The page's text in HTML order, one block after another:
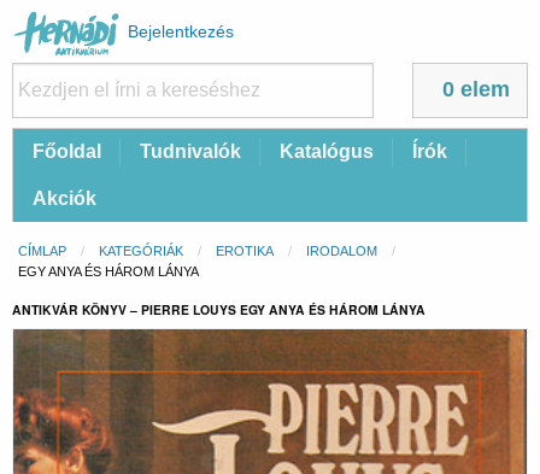
Felhasználói
fiók
menüje
Bejelentkezés
0 elem
FőFőoldal Tudnivalók Katalógus Írók
Akciók
Morzsa
CÍMLAP KATEGÓRIÁK EROTIKA
IRODALOM
CURRENT:
EGY ANYA ÉS HÁROM LÁNYA
ANTIKVÁR KÖNYV – PIERRE LOUYS EGY ANYA ÉS HÁROM LÁNYA